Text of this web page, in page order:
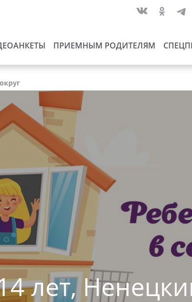
ПРИЕМНЫМ РОДИТЕЛЯМ
лет,